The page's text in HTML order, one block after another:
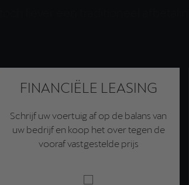
FINANCIËLE LEASING
Schrijf uw voertuig af op de balans van
uw bedrijf en koop het over tegen de
vooraf vastgestelde prijs